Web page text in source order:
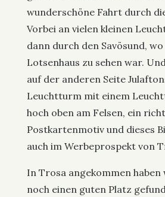
wunderschöne Fahrt durch
Vorbei an vielen kleinen
dann durch den Savösund,
Lotsenhaus zu sehen war.
auf der anderen Seite
Leuchtturm mit einem
hoch oben am Felsen, ein
Postkartenmotiv und dieses
auch im Werbeprospekt von
In Trosa angekommen
noch einen guten Platz